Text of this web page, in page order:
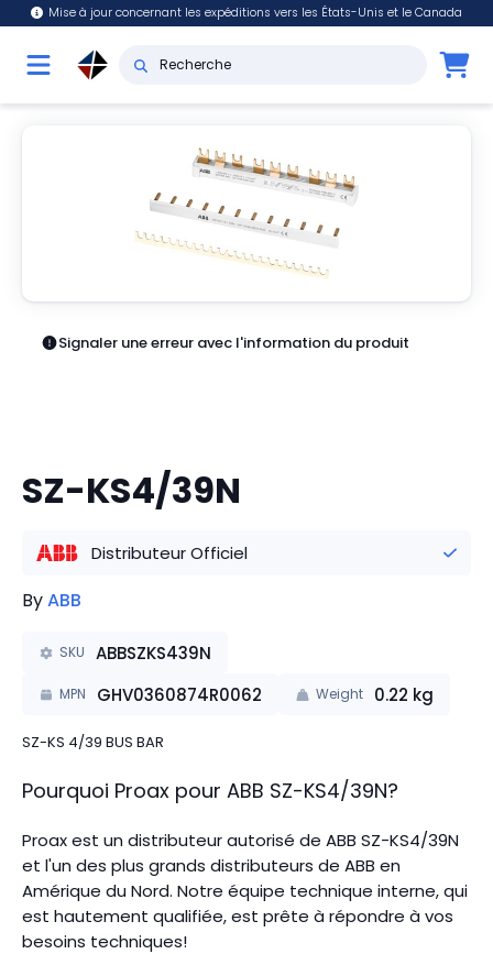
Mise à jour concernant les expéditions vers les États-Unis et le Canada
Signaler une erreur avec l'information du produit
SZ-KS4/39N
Distributeur Officiel
ByABB
SKU ABBSZKS439N
MPN GHV0360874R0062 Weight 0.22 kg
SZ-KS 4/39 BUS BAR
Pourquoi Proax pour ABB SZ-KS4/39N?
Proax est un distributeur autorisé de ABB SZ-KS4/39N
et l'un des plus grands distributeurs de ABB en
Amérique du Nord. Notre équipe technique interne, qui
est hautement qualifiée, est prête à répondre à vos
besoins techniques!